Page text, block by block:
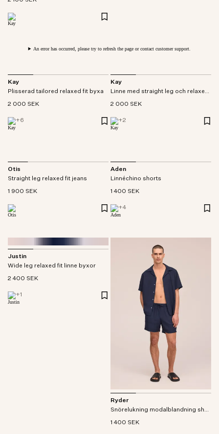
Kay
Plisserad tailored relaxed fit byxa
2 000 SEK
+6
Kay
Linne med straight leg och relaxed fit byxor
2 000 SEK
+2
Otis
Straight leg relaxed fit jeans
1 900 SEK
Aden
Linnéchino shorts
1 400 SEK
+4
Justin
Wide leg relaxed fit linne byxor
2 400 SEK
+1
Ryder
Snörelukning modalblandning shorts
1 400 SEK
An error has occurred, please try to refresh the page or contact customer support.